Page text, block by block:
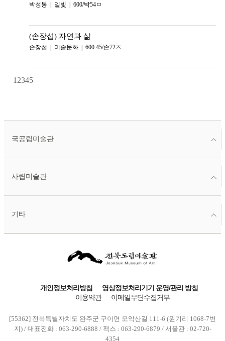
박성봉 | 일빛 | 600/박54ㅁ
(손장섭) 자연과 삶
손장섭 | 미술문화 | 600.45/손72ㅈ
1 2345
국공립미술관
사립미술관
기타
개인정보처리방침
영상정보처리기기 운영/관리 방침
이용약관
이메일무단수집거부
[55362] 전북특별자치도 완주군 구이면 모악산길 111-6 (원기리 1068-7번
지) / 대표전화 : 063-290-6888 / 팩스 : 063-290-6879 / 서울관 : 02-720-
4354